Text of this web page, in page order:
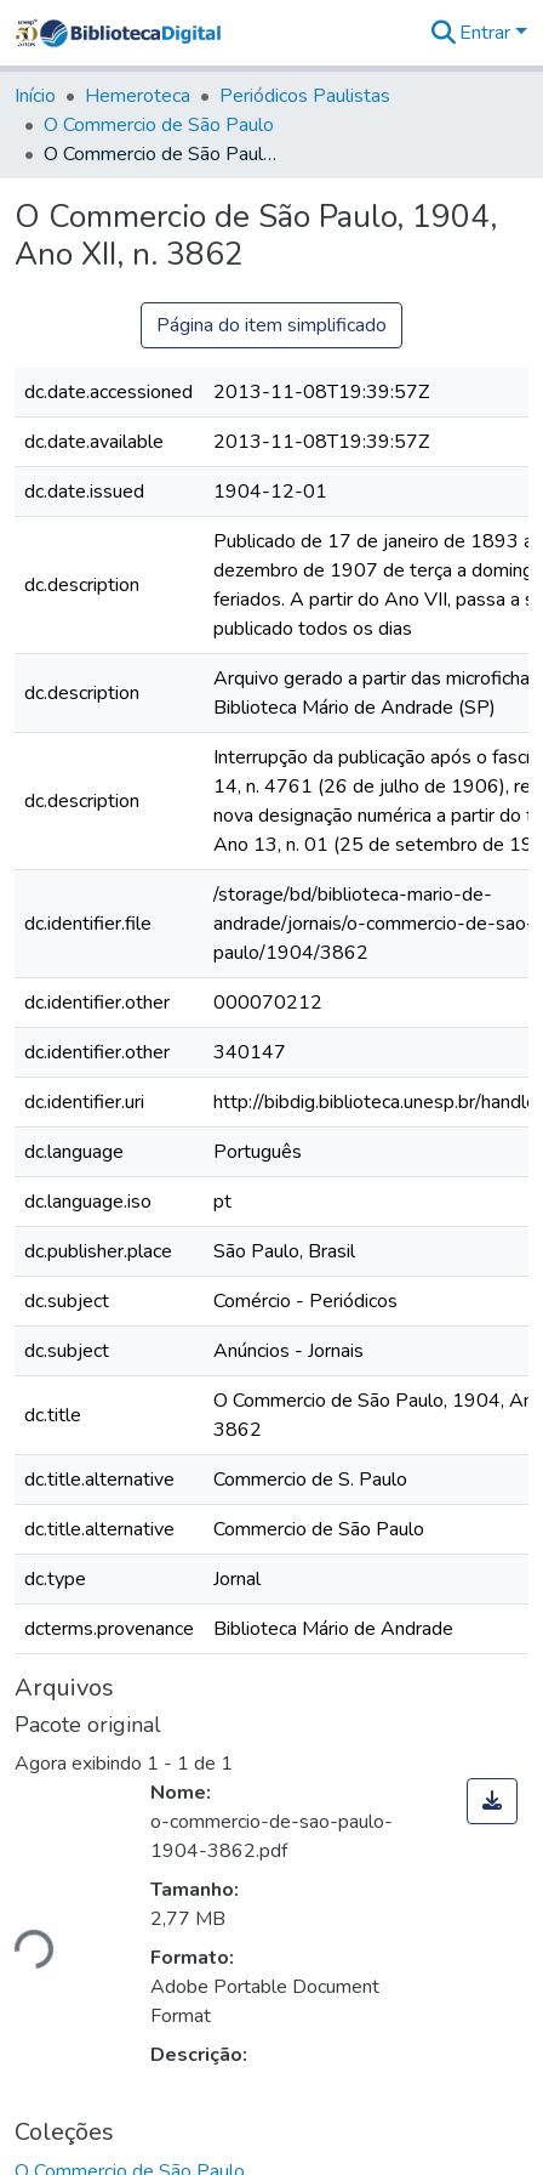
&
Coleções
Tudo na
Biblioteca
Estatísticas
Entrar
Início Hemeroteca
Periódicos Paulistas
O Commercio de São Paulo
O Commercio de São Paulo, 1904, Ano XII, n. 3862
O Commercio de São Paulo, 1904,
Ano XII, n. 3862
Página do item simplificado
dc.date.accessioned
2013-11-08T19:39:57Z
dc.date.available
2013-11-08T19:39:57Z
dc.date.issued
1904-12-01
dc.description
Publicado de 17 de janeiro de 1893 a
dezembro de 1907 de terça a
feriados. A partir do Ano VII, passa a
publicado todos os dias
dc.description
Arquivo gerado a partir das
Biblioteca Mário de Andrade (SP)
dc.description
Interrupção da publicação após o
14, n. 4761 (26 de julho de 1906),
nova designação numérica a partir do
Ano 13, n. 01 (25 de setembro de
dc.identifier.file
/storage/bd/biblioteca-mario-de-
andrade/jornais/o-commercio-de-sao-
paulo/1904/3862
dc.identifier.other
000070212
dc.identifier.other
340147
dc.identifier.uri
http://bibdig.biblioteca.unesp.br/
dc.language
Português
dc.language.iso
pt
dc.publisher.place
São Paulo, Brasil
dc.subject
Comércio - Periódicos
dc.subject
Anúncios - Jornais
dc.title
O Commercio de São Paulo, 1904,
3862
dc.title.alternative
Commercio de S. Paulo
dc.title.alternative
Commercio de São Paulo
dc.type
Jornal
dcterms.provenance
Biblioteca Mário de Andrade
Arquivos
Pacote original
Agora exibindo 1 - 1 de 1
Nome:
o-commercio-de-sao-paulo-
1904-3862.pdf
Tamanho:
2,77 MB
Formato:
Adobe Portable Document
Format
Descrição:
Coleções